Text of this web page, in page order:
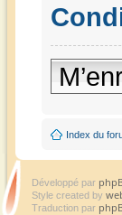
Index du
Développé par
Style created by
Traduction par